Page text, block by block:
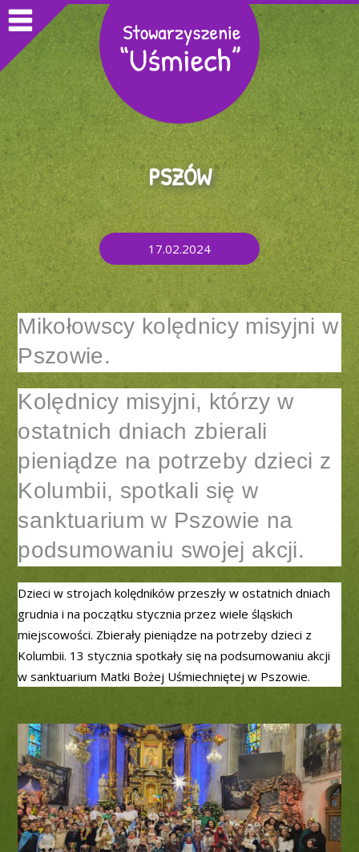
PSZÓW
17.02.2024
Mikołowscy kolędnicy misyjni w
Pszowie.
Kolędnicy misyjni, którzy w
ostatnich dniach zbierali
pieniądze na potrzeby dzieci z
Kolumbii, spotkali się w
sanktuarium w Pszowie na
podsumowaniu swojej akcji.
Dzieci w strojach kolędników przeszły w ostatnich dniach
grudnia i na początku stycznia przez wiele śląskich
miejscowości. Zbierały pieniądze na potrzeby dzieci z
Kolumbii. 13 stycznia spotkały się na podsumowaniu akcji
w sanktuarium Matki Bożej Uśmiechniętej w Pszowie.